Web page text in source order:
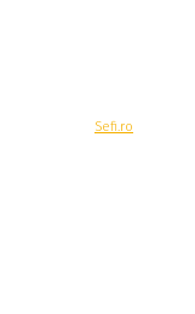
Sefi.ro